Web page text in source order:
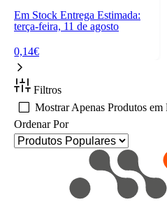
Em Stock Entrega Estimada:
terça-feira, 11 de agosto
0,14€
Filtros
Mostrar Apenas Produtos em
Ordenar Por